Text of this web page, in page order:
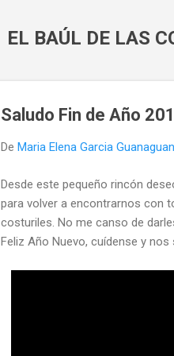
EL BAÚL DE LAS
Saludo Fin de Año
De Maria Elena Garcia
Desde este pequeño rincón
para volver a encontrarnos con
costuriles. No me canso de
Feliz Año Nuevo, cuídense y